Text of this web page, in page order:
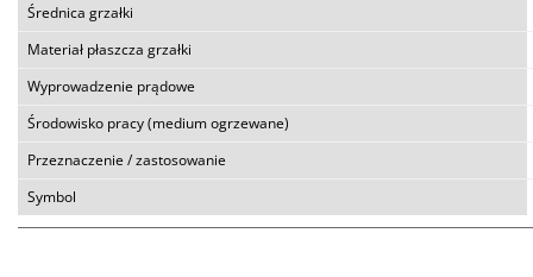
Średnica grzałki
Materiał płaszcza grzałki
Wyprowadzenie prądowe
Środowisko pracy (medium ogrzewane)
Przeznaczenie / zastosowanie
Symbol